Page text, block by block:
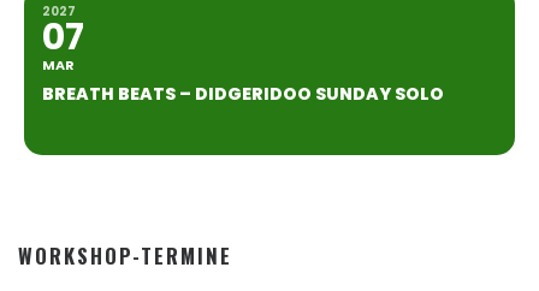
2027
07
MAR
BREATH BEATS – DIDGERIDOO SUNDAY SOLO
WORKSHOP-TERMINE